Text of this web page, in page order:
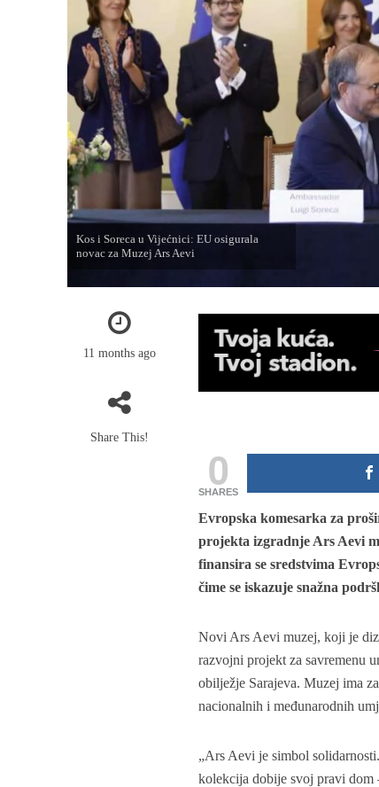
Kos i Soreca u Vijećnici: EU osigurala
novac za Muzej Ars Aevi
11 months ago
Share This!
0
SHARES
Evropska komesarka za
projekta izgradnje Ars Aevi
finansira se sredstvima
čime se iskazuje snažna
Novi Ars Aevi muzej, koji je
razvojni projekt za savremenu
obilježje Sarajeva. Muzej ima
nacionalnih i međunarodnih
„Ars Aevi je simbol
kolekcija dobije svoj pravi dom